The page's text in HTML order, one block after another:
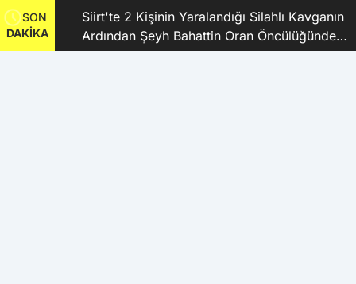
SON
DAKİKA
Siirt'te 2 Kişinin Yaralandığı Silahlı Kavganın
Ardından Şeyh Bahattin Oran Öncülüğünde
Barış Sağlandı